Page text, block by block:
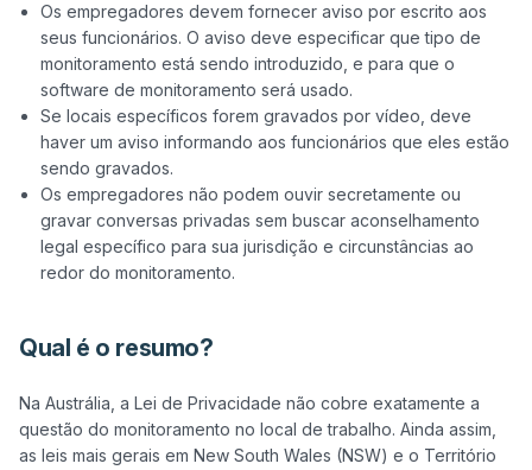
Os empregadores devem fornecer aviso por escrito aos
seus funcionários. O aviso deve especificar que tipo de
monitoramento está sendo introduzido, e para que o
software de monitoramento será usado.
Se locais específicos forem gravados por vídeo, deve
haver um aviso informando aos funcionários que eles estão
sendo gravados.
Os empregadores não podem ouvir secretamente ou
gravar conversas privadas sem buscar aconselhamento
legal específico para sua jurisdição e circunstâncias ao
redor do monitoramento.
Qual é o resumo?
Na Austrália, a Lei de Privacidade não cobre exatamente a
questão do monitoramento no local de trabalho. Ainda assim,
as leis mais gerais em New South Wales (NSW) e o Território